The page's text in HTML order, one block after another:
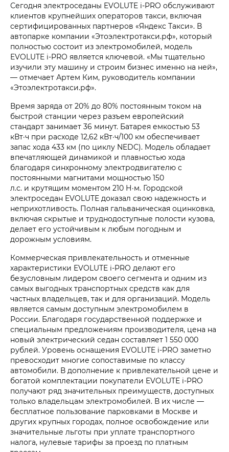
Сегодня электроседаны EVOLUTE i‑PRO обслуживают
клиентов крупнейших операторов такси, включая
сертифицированных партнеров «Яндекс Такси». В
автопарке компании «Этоэлектротакси.рф», который
полностью состоит из электромобилей, модель
EVOLUTE i‑PRO является ключевой. «Мы тщательно
изучили эту машину и строим бизнес именно на ней»,
— отмечает Артем Ким, руководитель компании
«Этоэлектротакси.рф».
Время заряда от 20% до 80% постоянным током на
быстрой станции через разъем европейский
стандарт занимает 36 минут. Батарея емкостью 53
кВт·ч при расходе 12,62 кВт·ч/100 км обеспечивает
запас хода 433 км (по циклу NEDC). Модель обладает
впечатляющей динамикой и плавностью хода
благодаря синхронному электродвигателю с
постоянными магнитами мощностью 150
л.с. и крутящим моментом 210 Н·м. Городской
электроседан EVOLUTE доказал свою надежность и
неприхотливость. Полная гальваническая оцинковка,
включая скрытые и труднодоступные полости кузова,
делает его устойчивым к любым погодным и
дорожным условиям.
Коммерческая привлекательность и отменные
характеристики EVOLUTE i‑PRO делают его
безусловным лидером своего сегмента и одним из
самых выгодных транспортных средств как для
частных владельцев, так и для организаций. Модель
является самым доступным электромобилем в
России. Благодаря государственной поддержке и
специальным предложениям производителя, цена на
новый электрический седан составляет 1 550 000
рублей. Уровень оснащения EVOLUTE i‑PRO заметно
превосходит многие сопоставимые по классу
автомобили. В дополнение к привлекательной цене и
богатой комплектации покупатели EVOLUTE i‑PRO
получают ряд значительных преимуществ, доступных
только владельцам электромобилей. В их числе —
бесплатное пользование парковками в Москве и
других крупных городах, полное освобождение или
значительные льготы при уплате транспортного
налога, нулевые тарифы за проезд по платным